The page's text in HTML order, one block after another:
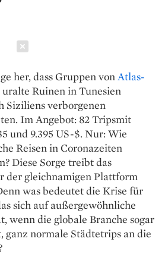
her, dass ­Gruppen vonAtlas-
uralte Ruinen in Tune­sien
Siziliens verborgenen
Im Angebot: 82 Tripsmit
und 9.395 US-$. Nur: Wie
Reisen in Coronazeiten
Diese Sorge treibt das
der gleichnamigen Plattform
was bedeutet die Krise für
sich auf außer­gewöhnliche
wenn die globale Branche sogar
ganz normale Städtetrips an die